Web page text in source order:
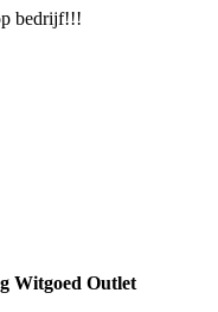
bedrijf!!!
Witgoed Outlet